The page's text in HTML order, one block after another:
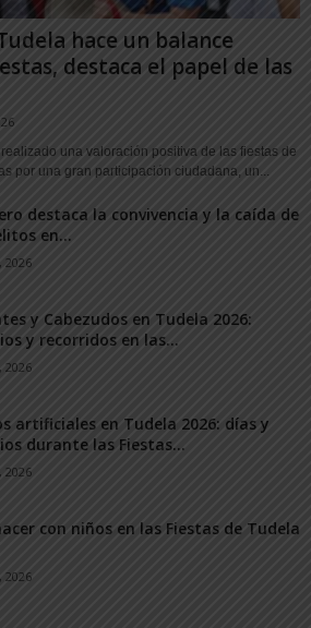
hace un balance
destaca el papel de las
una valoración positiva de las fiestas de
por una gran participación ciudadana, un...
destaca la convivencia y la caída de
en...
2026
y Cabezudos en Tudela 2026:
y recorridos en las...
2026
artificiales en Tudela 2026: días y
durante las Fiestas...
2026
con niños en las Fiestas de Tudela
2026